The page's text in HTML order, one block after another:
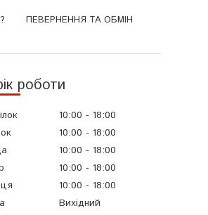
ПЕВЕРНЕННЯ ТА ОБМІН
роботи
10:00
18:00
10:00
18:00
10:00
18:00
10:00
18:00
10:00
18:00
Вихідний